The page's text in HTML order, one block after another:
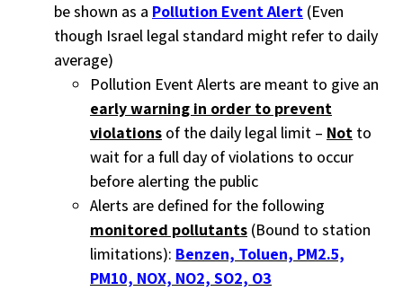
be shown as a Pollution Event Alert (Even
though Israel legal standard might refer to daily
average)
Pollution Event Alerts are meant to give an
early warning in order to prevent
violations of the daily legal limit – Not to
wait for a full day of violations to occur
before alerting the public
Alerts are defined for the following
monitored pollutants (Bound to station
limitations): Benzen, Toluen, PM2.5,
PM10, NOX, NO2, SO2, O3